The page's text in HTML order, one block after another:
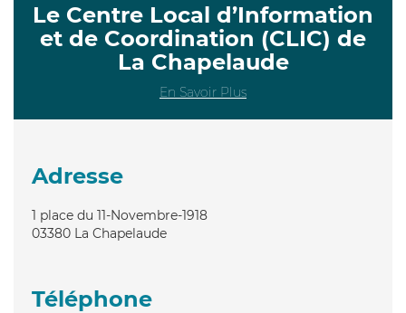
Le Centre Local d’Information
et de Coordination (CLIC) de
La Chapelaude
En Savoir Plus
Adresse
1 place du 11-Novembre-1918
03380 La Chapelaude
Téléphone